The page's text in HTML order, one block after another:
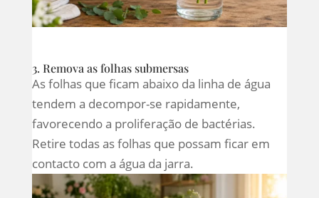
3. Remova as folhas submersas
As folhas que ficam abaixo da linha de água
tendem a decompor-se rapidamente,
favorecendo a proliferação de bactérias.
Retire todas as folhas que possam ficar em
contacto com a água da jarra.